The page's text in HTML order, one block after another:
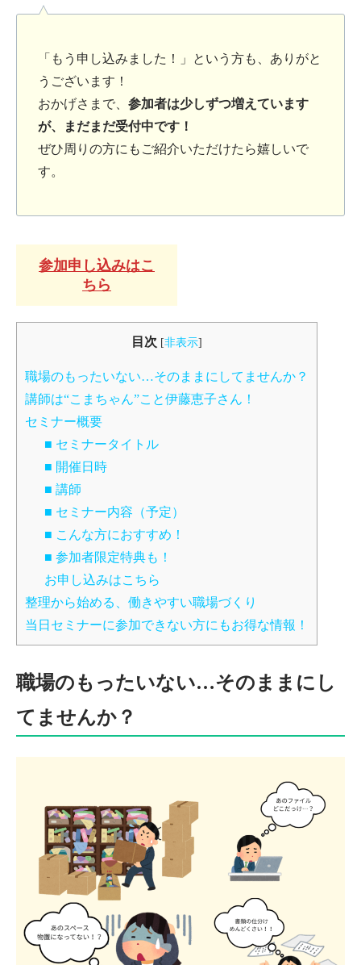
「もう申し込みました！」という方も、ありがと
うございます！
おかげさまで、 参加者は少しずつ増えています
が、まだまだ受付中です！
ぜひ周りの方にもご紹介いただけたら嬉しいで
す。
参加申し込みはこ
ちら
目次 [非表示]
職場のもったいない…そのままにしてませんか？
講師は“こまちゃん”こと伊藤恵子さん！
セミナー概要
■ セミナータイトル
■ 開催日時
■ 講師
■ セミナー内容（予定）
■ こんな方におすすめ！
■ 参加者限定特典も！
お申し込みはこちら
整理から始める、働きやすい職場づくり
当日セミナーに参加できない方にもお得な情報！
職場のもったいない…そのままにし
てませんか？